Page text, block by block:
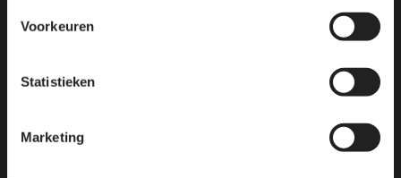
Voorkeuren
Statistieken
Marketing
3447 GE Woerden